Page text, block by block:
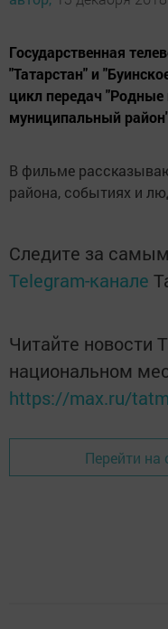
Государственная
"Татарстан" и
цикл передач
муниципальный
В фильме
района, событиях и
Следите за
Telegram-канале
Читайте новости
национальном
https://max.ru/
Перейти на